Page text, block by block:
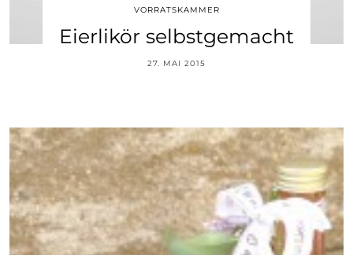
VORRATSKAMMER
Eierlikör selbstgemacht
27. MAI 2015